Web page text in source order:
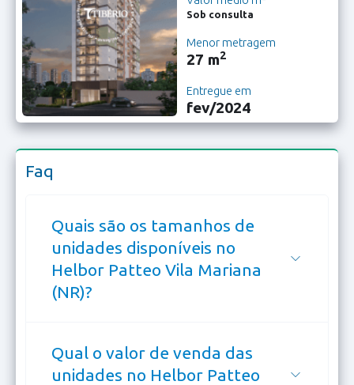
Sob consulta
Menor metragem
27 m2
Entregue em
fev/2024
Faq
Quais são os tamanhos de
unidades disponíveis no
Helbor Patteo Vila Mariana
(NR)?
Qual o valor de venda das
unidades no Helbor Patteo